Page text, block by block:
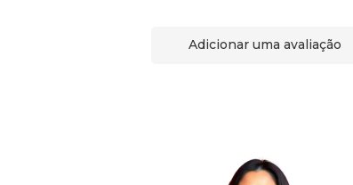
Adicionar uma avaliação